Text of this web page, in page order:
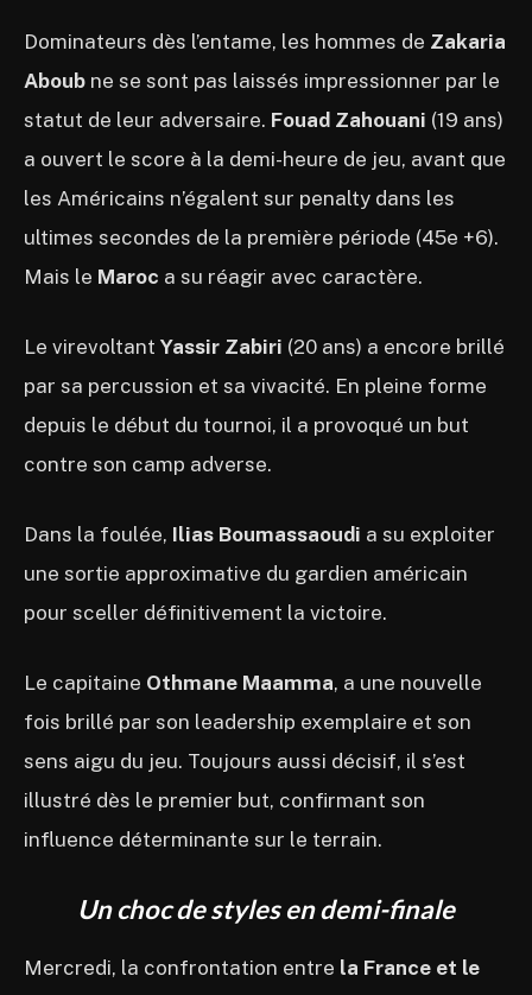
Dominateurs dès l’entame, les hommes de Zakaria
Aboub ne se sont pas laissés impressionner par le
statut de leur adversaire. Fouad Zahouani (19 ans)
a ouvert le score à la demi-heure de jeu, avant que
les Américains n’égalent sur penalty dans les
ultimes secondes de la première période (45e +6).
Mais le Maroc a su réagir avec caractère.
Le virevoltant Yassir Zabiri (20 ans) a encore brillé
par sa percussion et sa vivacité. En pleine forme
depuis le début du tournoi, il a provoqué un but
contre son camp adverse.
Dans la foulée, Ilias Boumassaoudi a su exploiter
une sortie approximative du gardien américain
pour sceller définitivement la victoire.
Le capitaine Othmane Maamma, a une nouvelle
fois brillé par son leadership exemplaire et son
sens aigu du jeu. Toujours aussi décisif, il s’est
illustré dès le premier but, confirmant son
influence déterminante sur le terrain.
Un choc de styles en demi-finale
Mercredi, la confrontation entre la France et le